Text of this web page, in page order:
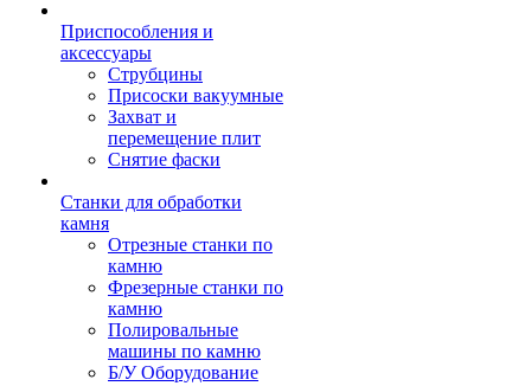
Приспособления и
аксессуары
Струбцины
Присоски вакуумные
Захват и
перемещение плит
Снятие фаски
Станки для обработки
камня
Отрезные станки по
камню
Фрезерные станки по
камню
Полировальные
машины по камню
Б/У Оборудование